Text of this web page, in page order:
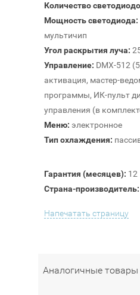
Количество
Мощность светодиода:
мультичип
Угол раскрытия луча:
Управление: DMX-512
активация, мастер-
программы, ИК-пульт
управления (в
Меню: электронное
Тип охлаждения:
Гарантия (месяцев): 12
Страна-производитель:
Напечатать страницу
Аналогичные товары